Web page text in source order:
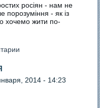
росіян - нам не
порозуміння - як із
хочемо жити по-
2014 - 14:23